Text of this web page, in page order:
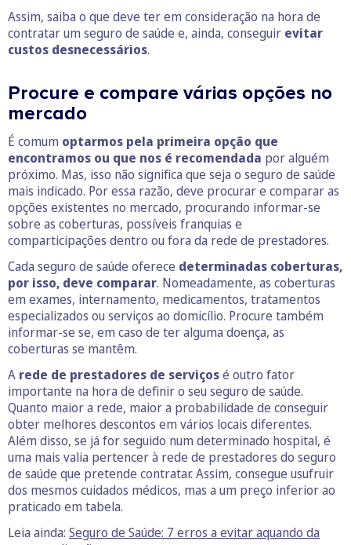
Assim, saiba o que deve ter em consideração na hora de
contratar um seguro de saúde e, ainda, conseguir evitar
custos desnecessários.
Procure e compare várias opções no
mercado
É comum optarmos pela primeira opção que
encontramos ou que nos é recomendada por alguém
próximo. Mas, isso não significa que seja o seguro de saúde
mais indicado. Por essa razão, deve procurar e comparar as
opções existentes no mercado, procurando informar-se
sobre as coberturas, possíveis franquias e
comparticipações dentro ou fora da rede de prestadores.
Cada seguro de saúde oferece determinadas coberturas,
por isso, deve comparar. Nomeadamente, as coberturas
em exames, internamento, medicamentos, tratamentos
especializados ou serviços ao domicílio. Procure também
informar-se se, em caso de ter alguma doença, as
coberturas se mantêm.
A rede de prestadores de serviçosé outro fator
importante na hora de definir o seu seguro de saúde.
Quanto maior a rede, maior a probabilidade de conseguir
obter melhores descontos em vários locais diferentes.
Além disso, se já for seguido num determinado hospital, é
uma mais valia pertencer à rede de prestadores do seguro
de saúde que pretende contratar. Assim, consegue usufruir
dos mesmos cuidados médicos, mas a um preço inferior ao
praticado em tabela.
Leia ainda: Seguro de Saúde: 7 erros a evitar aquando da